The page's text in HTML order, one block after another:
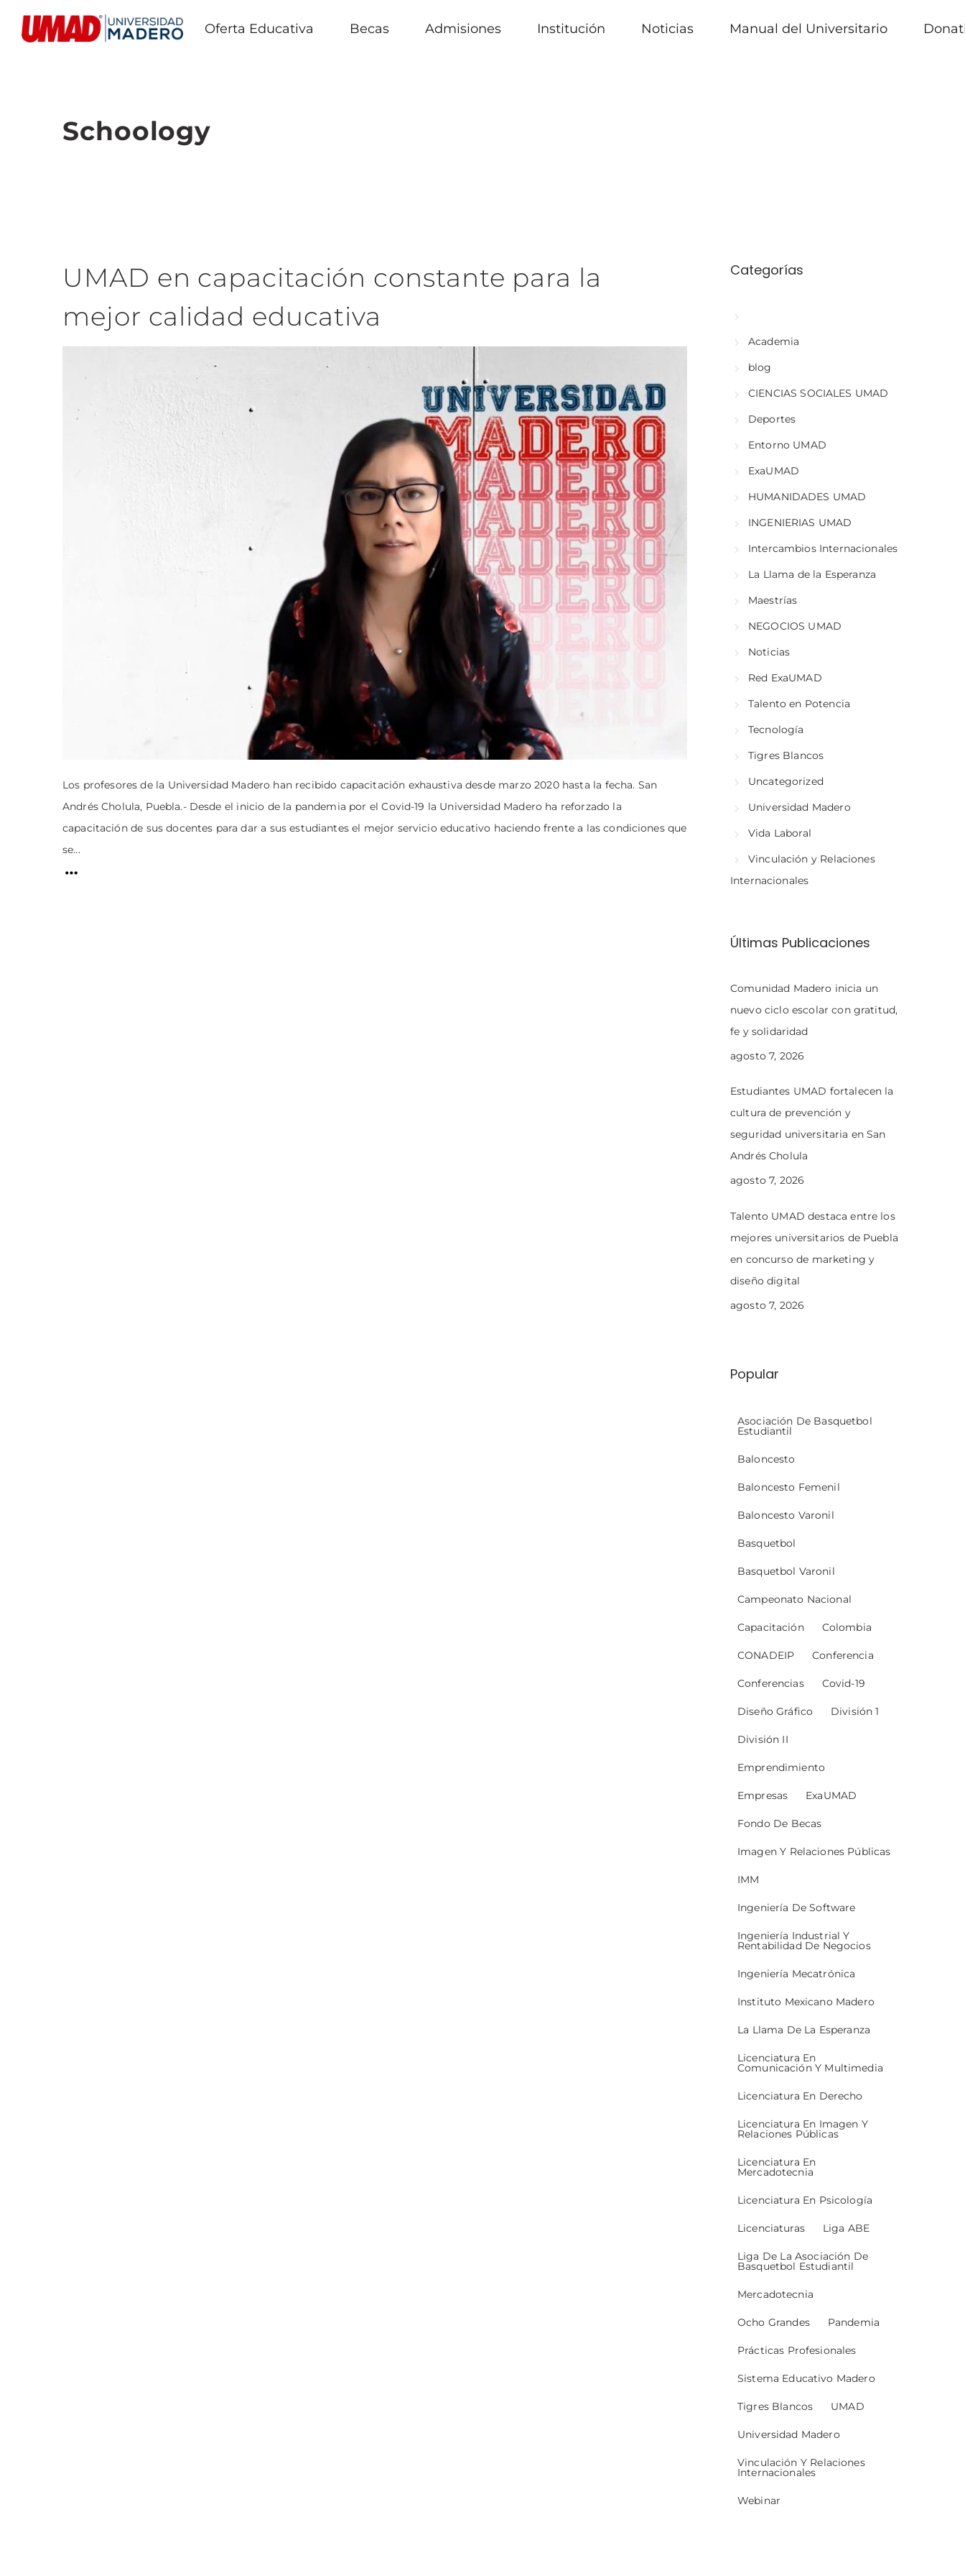
Oferta Educativa Becas Admisiones Institución Noticias Manual del Universitario
Schoology
UMAD en capacitación constante para la
mejor calidad educativa
Los profesores de la Universidad Madero han recibido capacitación exhaustiva desde marzo 2020 hasta la fecha. San
Andrés Cholula, Puebla.- Desde el inicio de la pandemia por el Covid-19 la Universidad Madero ha reforzado la
capacitación de sus docentes para dar a sus estudiantes el mejor servicio educativo haciendo frente a las condiciones que
se...
Categorías
Academia
blog
CIENCIAS SOCIALES UMAD
Deportes
Entorno UMAD
ExaUMAD
HUMANIDADES UMAD
INGENIERIAS UMAD
Intercambios Internacionales
La Llama de la Esperanza
Maestrías
NEGOCIOS UMAD
Noticias
Red ExaUMAD
Talento en Potencia
Tecnología
Tigres Blancos
Uncategorized
Universidad Madero
Vida Laboral
Vinculación y Relaciones
Internacionales
Últimas Publicaciones
Comunidad Madero inicia un
nuevo ciclo escolar con gratitud,
fe y solidaridad
agosto 7, 2026
Estudiantes UMAD fortalecen la
cultura de prevención y
seguridad universitaria en San
Andrés Cholula
agosto 7, 2026
Talento UMAD destaca entre los
mejores universitarios de Puebla
en concurso de marketing y
diseño digital
agosto 7, 2026
Popular
Asociación De Basquetbol
Estudiantil
Baloncesto
Baloncesto Femenil
Baloncesto Varonil
Basquetbol
Basquetbol Varonil
Campeonato Nacional
Capacitación Colombia
CONADEIP Conferencia
Conferencias Covid-19
Diseño Gráfico División 1
División II
Emprendimiento
Empresas ExaUMAD
Fondo De Becas
Imagen Y Relaciones Públicas
IMM
Ingeniería De Software
Ingeniería Industrial Y
Rentabilidad De Negocios
Ingeniería Mecatrónica
Instituto Mexicano Madero
La Llama De La Esperanza
Licenciatura En
Comunicación Y Multimedia
Licenciatura En Derecho
Licenciatura En Imagen Y
Relaciones Públicas
Licenciatura En
Mercadotecnia
Licenciatura En Psicología
Licenciaturas Liga ABE
Liga De La Asociación De
Basquetbol Estudiantil
Mercadotecnia
Ocho Grandes Pandemia
Prácticas Profesionales
Sistema Educativo Madero
Tigres Blancos UMAD
Universidad Madero
Vinculación Y Relaciones
Internacionales
Webinar